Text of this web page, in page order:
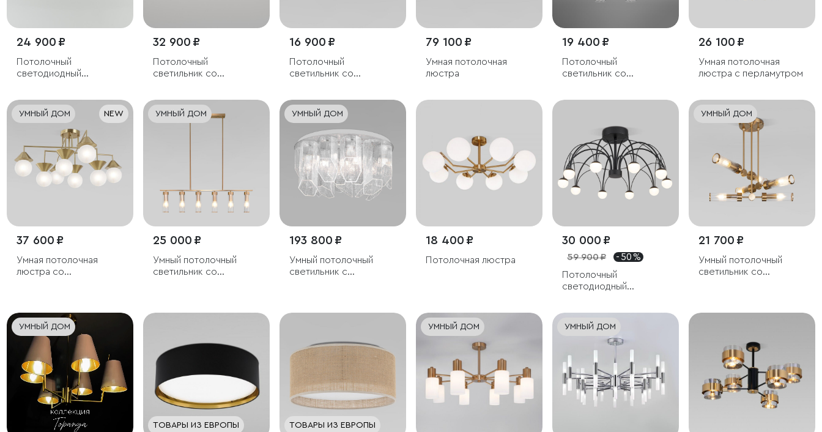
24 900 ₽
Потолочный
светодиодный
32 900 ₽
Потолочный
светильник со
16 900 ₽
Потолочный
светильник со
79 100 ₽
Умная потолочная
люстра
19 400 ₽
Потолочный
светильник со
26 100 ₽
Умная потолочная
люстра с перламутром
УМНЫЙ ДОМ NEW
37 600 ₽
Умная потолочная
люстра со
УМНЫЙ ДОМ
25 000 ₽
Умный потолочный
светильник со
УМНЫЙ ДОМ
193 800 ₽
Умный потолочный
светильник с
18 400 ₽
Потолочная люстра
30 000 ₽
59 900 ₽
- 50 %
Потолочный
светодиодный
УМНЫЙ ДОМ
21 700 ₽
Умный потолочный
светильник со
УМНЫЙ ДОМ
ТОВАРЫ ИЗ ЕВРОПЫ ТОВАРЫ ИЗ ЕВРОПЫ
УМНЫЙ ДОМ УМНЫЙ ДОМ